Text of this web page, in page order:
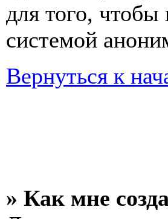
для того, чтобы
системой
Вернуться к
» Как мне